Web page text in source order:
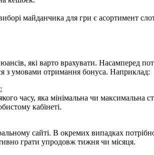
майданчика для гри є асортимент
які варто врахувати. Насамперед
з умовами отримання бонуса. Наприклад:
часу, яка мінімальна чи максимальна
кабінеті.
сайті. В окремих випадках
грати упродовж тижня чи місяця.